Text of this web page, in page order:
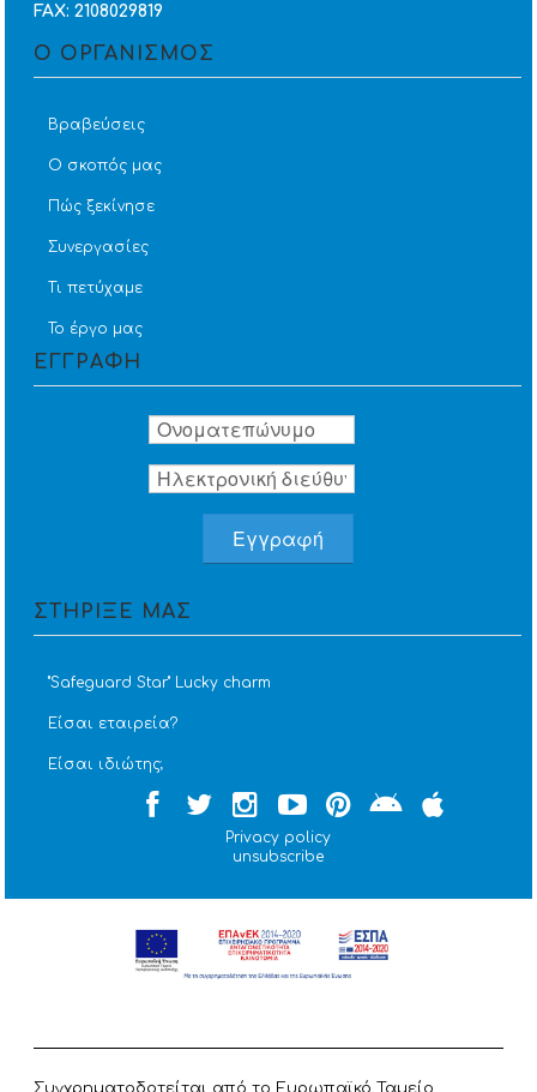
FAX: 2108029819
Ο ΟΡΓΑΝΙΣΜΟΣ
Βραβεύσεις
Ο σκοπός μας
Πώς ξεκίνησε
Συνεργασίες
Τι πετύχαμε
Το έργο μας
ΕΓΓΡΑΦΗ
ΣΤΗΡΙΞΕ ΜΑΣ
''Safeguard Star'' Lucky charm
Είσαι εταιρεία?
Είσαι ιδιώτης;
Privacy policy
unsubscribe
Συγχρηματοδοτείται από το Ευρωπαϊκό Ταμείο